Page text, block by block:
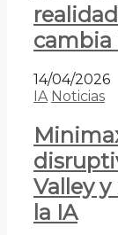
cambia
14/04/2026
IA Noticias
Valley
la IA